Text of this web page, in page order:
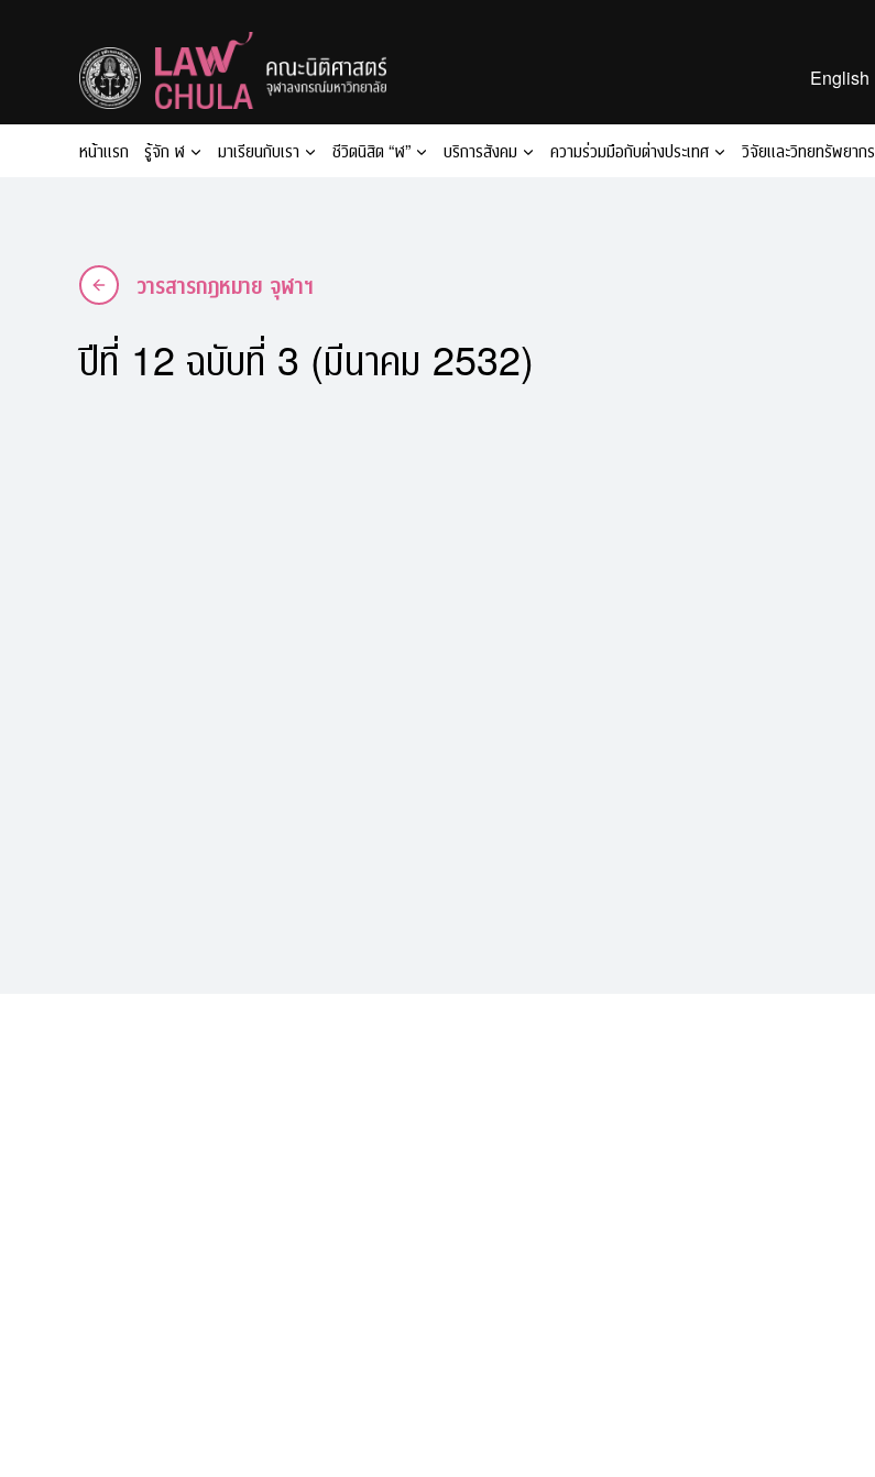
English
หน้าแรก รู้จัก ฬ มาเรียนกับเรา ชีวิตนิสิต “ฬ” บริการสังคม ความร่วมมือกับต่างประเทศ วิจัยและวิทยทรัพยากร
วารสารกฎหมาย จุฬาฯ
ปีที่ 12 ฉบับที่ 3 (มีนาคม 2532)